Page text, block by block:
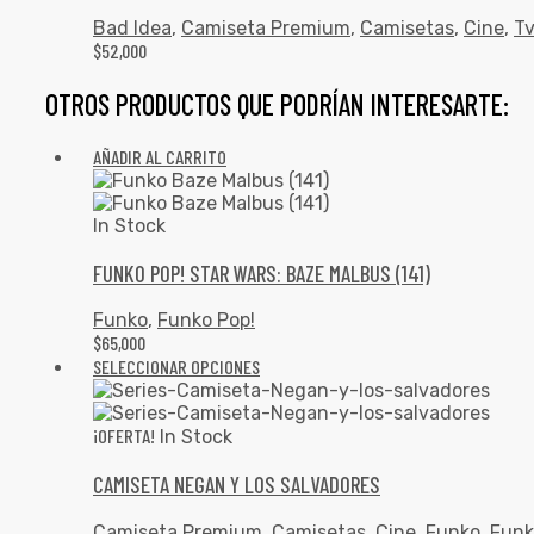
Bad Idea, Camiseta Premium, Camisetas, Cine, Tv
$52,000
OTROS PRODUCTOS QUE PODRÍAN INTERESARTE:
AÑADIR AL CARRITO
In Stock
FUNKO POP! STAR WARS: BAZE MALBUS (141)
Funko, Funko Pop!
$65,000
SELECCIONAR OPCIONES
¡OFERTA! In Stock
CAMISETA NEGAN Y LOS SALVADORES